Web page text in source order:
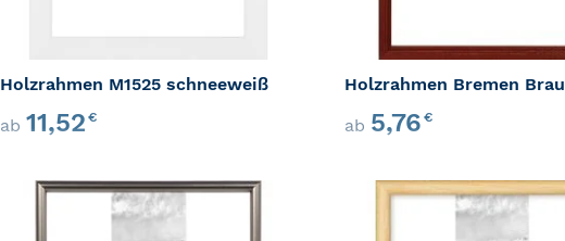
Holzrahmen M1525 schneeweiß
ab 11,52€
Holzrahmen Bremen
ab 5,76€